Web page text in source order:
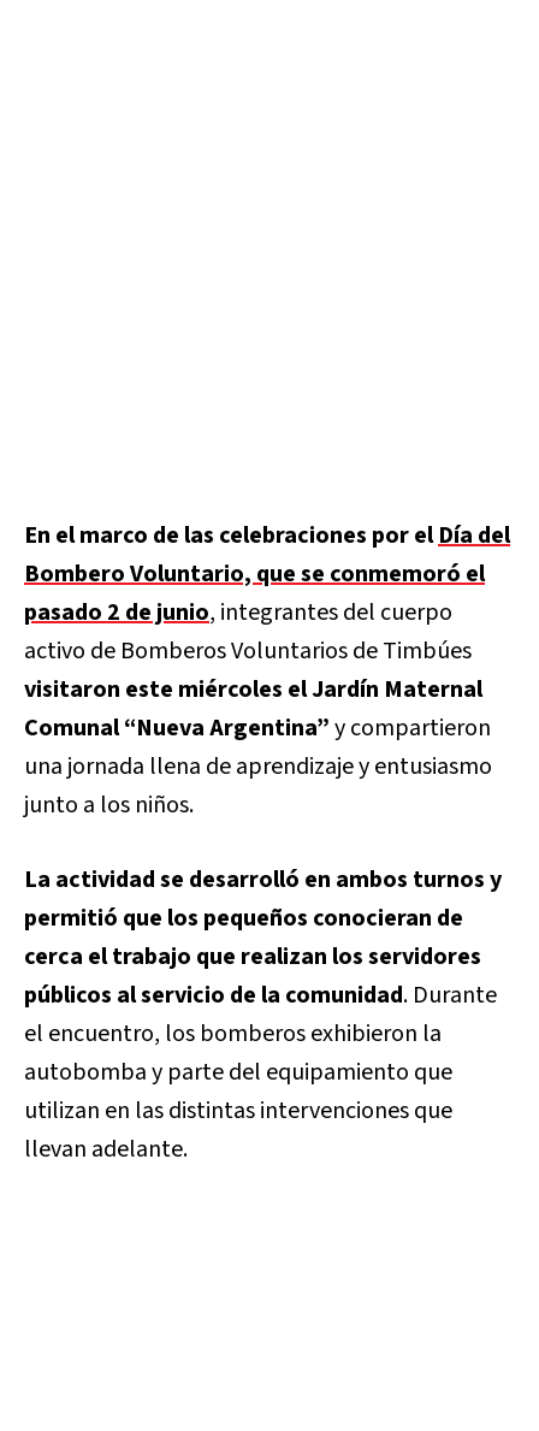
En el marco de las celebraciones por elDía del
Bombero Voluntario, que se conmemoró el
pasado 2 de junio, integrantes del cuerpo
activo de Bomberos Voluntarios de Timbúes
visitaron este miércoles el Jardín Maternal
Comunal “Nueva Argentina”y compartieron
una jornada llena de aprendizaje y entusiasmo
junto a los niños.
La actividad se desarrolló en ambos turnos y
permitió que los pequeños conocieran de
cerca el trabajo que realizan los servidores
públicos al servicio de la comunidad. Durante
el encuentro, los bomberos exhibieron la
autobomba y parte del equipamiento que
utilizan en las distintas intervenciones que
llevan adelante.